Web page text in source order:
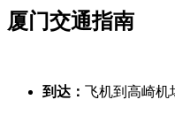
厦门交通指南
到达： 飞机到高崎机